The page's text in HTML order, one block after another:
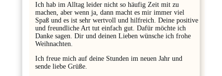
Ich hab im Alltag leider nicht so häufig Zeit mit zu
machen, aber wenn ja, dann macht es mir immer viel
Spaß und es ist sehr wertvoll und hilfreich. Deine positive
und freundliche Art tut einfach gut. Dafür möchte ich
Danke sagen. Dir und deinen Lieben wünsche ich frohe
Weihnachten.
Ich freue mich auf deine Stunden im neuen Jahr und
sende liebe Grüße.